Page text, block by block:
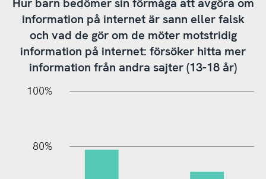
Hur barn bedömer sin förmåga att avgöra om
information på internet är sann eller falsk
och vad de gör om de möter motstridig
information på internet: försöker hitta mer
information från andra sajter (13-18 år)
100%
80%